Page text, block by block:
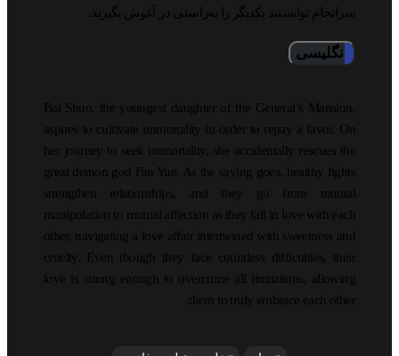
سرانجام توانستند یکدیگر را به‌راستی در آغوش بگیرند.
انگلیسی
Bai Shuo, the youngest daughter of the General’s Mansion,
aspires to cultivate immortality in order to repay a favor. On
her journey to seek immortality, she accidentally rescues the
great demon god Fan Yue. As the saying goes, healthy fights
strengthen relationships, and they go from mutual
manipulation to mutual affection as they fall in love with each
other, navigating a love affair intertwined with sweetness and
cruelty. Even though they face countless difficulties, their
love is strong enough to overcome all limitations, allowing
them to truly embrace each other.